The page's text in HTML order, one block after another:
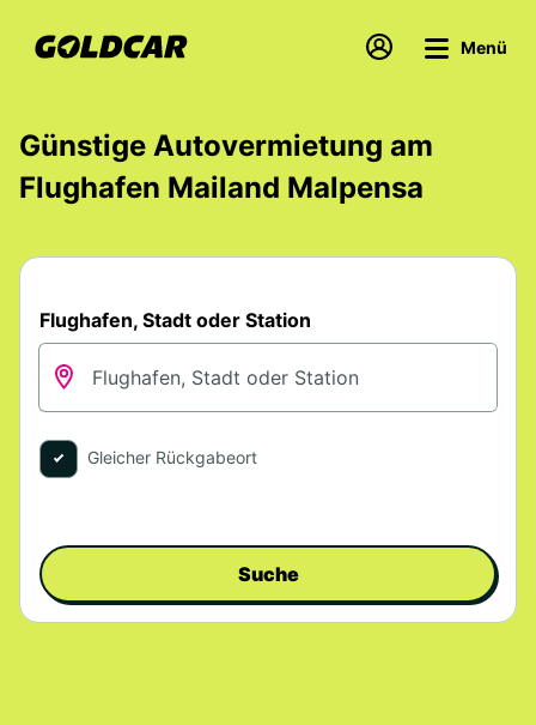
Menü
Günstige Autovermietung am
Flughafen Mailand Malpensa
Flughafen, Stadt oder Station
Gleicher Rückgabeort
Suche